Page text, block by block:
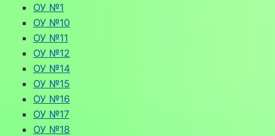
ОУ №1
ОУ №10
ОУ №11
ОУ №12
ОУ №14
ОУ №15
ОУ №16
ОУ №17
ОУ №18